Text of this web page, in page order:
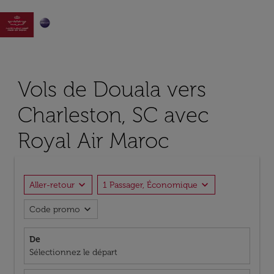

Vols de Douala vers
Charleston, SC avec
Royal Air Maroc
Aller-retour expand_more 1 Passager, Économique expand_more
Code promo expand_more
De
Sélectionnez le départ